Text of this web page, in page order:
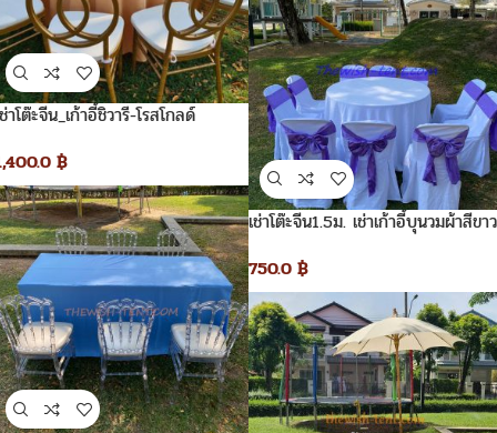
าโต๊ะจีน_เก้าอี้ชิวารี-โรสโกลด์
฿
เช่าโต๊ะจีน1.5ม. เช่าเก้าอี้บุนวมผ้าสีขาว
750.0 ฿